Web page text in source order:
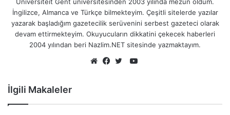
İngilizce, Almanca ve Türkçe bilmekteyim. Çeşitli sitelerde yazılar
yazarak başladığım gazetecilik serüvenini serbest gazeteci olarak
devam ettirmekteyim. Okuyucuların dikkatini çekecek haberleri
2004 yılından beri Nazlim.NET sitesinde yazmaktayım.
YouTube
İlgili Makaleler